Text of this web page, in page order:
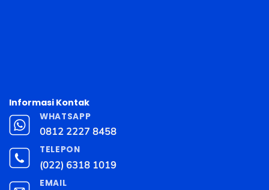
Informasi Kontak
WHATSAPP
0812 2227 8458
TELEPON
(022) 6318 1019
EMAIL